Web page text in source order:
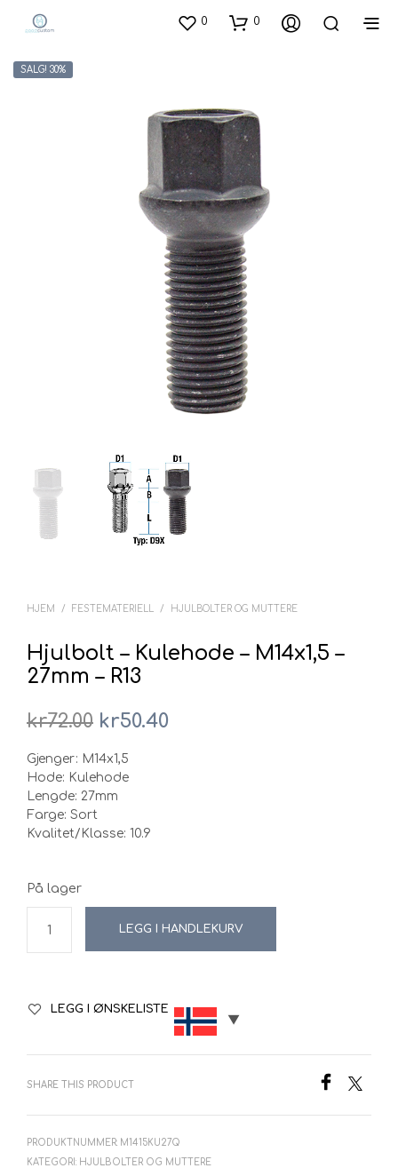
0 0
SALG! 30%
HJEM / FESTEMATERIELL / HJULBOLTER OG MUTTERE
Hjulbolt – Kulehode – M14x1,5 –
27mm – R13
kr72.00 Opprinnelig
pris
var:
kr50.40
Gjenger: M14x1,5
Hode: Kulehode
Lengde: 27mm
Farge: Sort
Kvalitet/Klasse: 10.9
På lager
LEGG I HANDLEKURV
LEGG I ØNSKELISTE
SHARE THIS PRODUCT
PRODUKTNUMMER: M1415KU27Q
KATEGORI: HJULBOLTER OG MUTTERE